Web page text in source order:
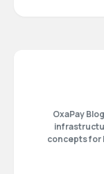
OxaPay
concepts for